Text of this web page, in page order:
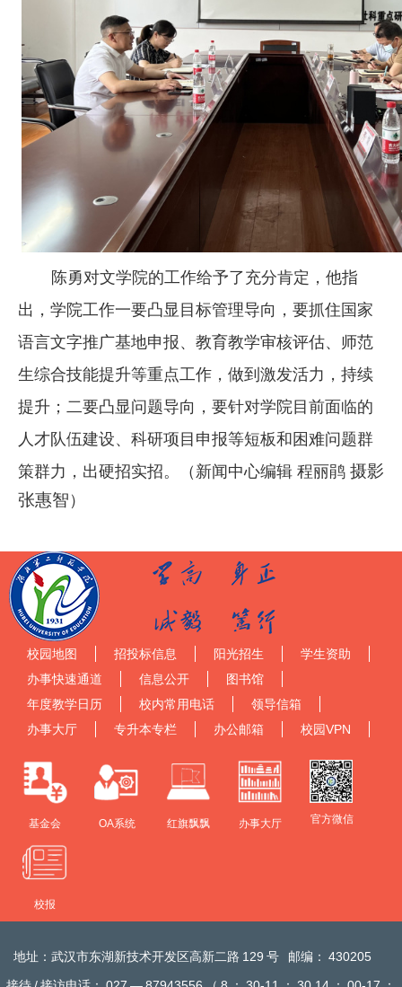
陈勇对文学院的工作给予了充分肯定， 他指
出， 学院工作一要凸显目标管理导向，要抓住国家
语言文字推广基地申报、教育教学审核评估、师范
生综合技能提升等重点工作，做到激发活力，持续
提升；二要凸显问题导向，要针对学院目前面临的
人才队伍建设、 科研项目申报等短板和困难问题群
策群力，出硬招实招。（新闻中心编辑 程丽鹃 摄影
张惠智 ）
校园地图 招投标信息 阳光招生
学生资助
办事快速通道
信息公开
图书馆
年度教学日历
校内常用电话
领导信箱
办事大厅
专升本专栏 办公邮箱 校园VPN
基金会 OA系统 红旗飘飘 办事大厅 官方微信
校报
地址：武汉市东湖新技术开发区高新二路 129 号 邮编： 430205